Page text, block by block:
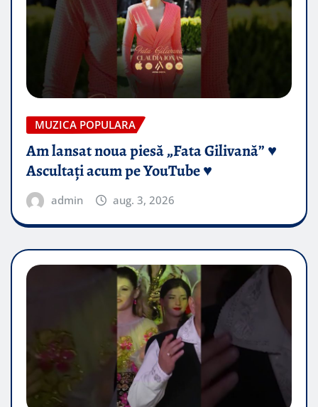
MUZICA POPULARA
Am lansat noua piesă „Fata Gilivană” ♥️
Ascultați acum pe YouTube ♥️
admin aug. 3, 2026